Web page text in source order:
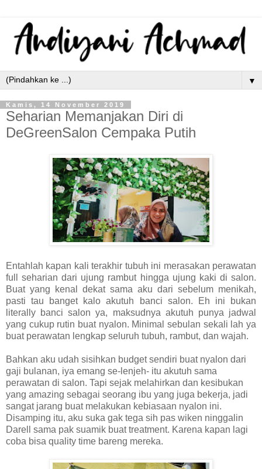
▼
Kamis, 14 November 2019
Seharian Memanjakan Diri di
DeGreenSalon Cempaka Putih
Entahlah kapan kali terakhir tubuh ini merasakan perawatan
full seharian dari ujung rambut hingga ujung kaki di salon.
Buat yang kenal dekat sama aku dari sebelum menikah,
pasti tau banget kalo akutuh banci salon. Eh ini bukan
literally banci salon ya, maksudnya akutuh punya jadwal
yang cukup rutin buat nyalon. Minimal sebulan sekali lah ya
buat perawatan lengkap seluruh tubuh, rambut, dan wajah.
Bahkan aku udah sisihkan budget sendiri buat nyalon dari
gaji bulanan, iya emang se-lenjeh- itu akutuh sama
perawatan di salon. Tapi sejak melahirkan dan kesibukan
yang amazing sebagai seorang ibu yang juga bekerja, jadi
sangat jarang buat melakukan kebiasaan nyalon ini.
Disamping itu, aku suka gak tega sih pas wiken ninggalin
Darell sama pak suamik buat treatment. Karena kapan lagi
coba bisa quality time bareng mereka.